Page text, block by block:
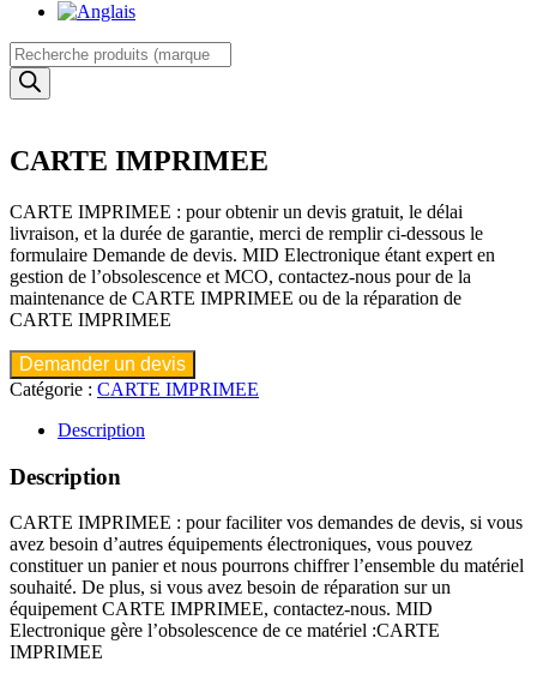
Recherche
de
produits
CARTE IMPRIMEE
CARTE IMPRIMEE : pour obtenir un devis gratuit, le délai
livraison, et la durée de garantie, merci de remplir ci-dessous le
formulaire Demande de devis. MID Electronique étant expert en
gestion de l’obsolescence et MCO, contactez-nous pour de la
maintenance de CARTE IMPRIMEE ou de la réparation de
CARTE IMPRIMEE
Demander un devis
Catégorie : CARTE IMPRIMEE
Description
Description
CARTE IMPRIMEE : pour faciliter vos demandes de devis, si vous
avez besoin d’autres équipements électroniques, vous pouvez
constituer un panier et nous pourrons chiffrer l’ensemble du matériel
souhaité. De plus, si vous avez besoin de réparation sur un
équipement CARTE IMPRIMEE, contactez-nous. MID
Electronique gère l’obsolescence de ce matériel :CARTE
IMPRIMEE